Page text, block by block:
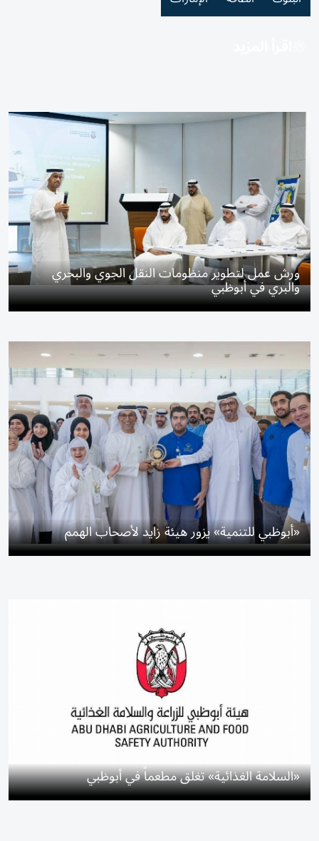
ورش عمل لتطوير منظومات النقل الجوي والبحري
والبري في أبوظبي
«أبوظبي للتنمية» يزور هيئة زايد لأصحاب الهمم
«السلامة الغذائية» تغلق مطعماً في أبوظبي